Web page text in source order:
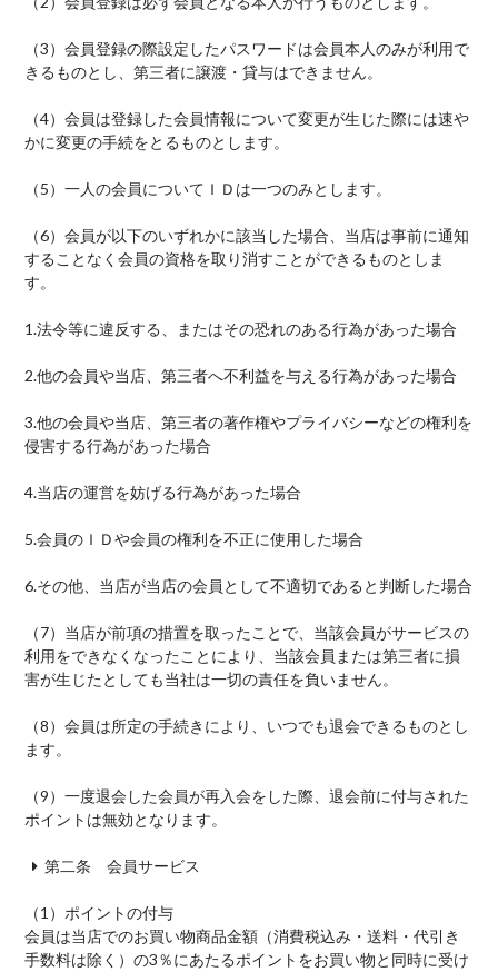
（3）会員登録の際設定したパスワードは会員本人のみが利用で
きるものとし、第三者に譲渡・貸与はできません。
（4）会員は登録した会員情報について変更が生じた際には速や
かに変更の手続をとるものとします。
（5）一人の会員についてＩＤは一つのみとします。
（6）会員が以下のいずれかに該当した場合、当店は事前に通知
することなく会員の資格を取り消すことができるものとしま
す。
1.法令等に違反する、またはその恐れのある行為があった場合
2.他の会員や当店、第三者へ不利益を与える行為があった場合
3.他の会員や当店、第三者の著作権やプライバシーなどの権利を
侵害する行為があった場合
4.当店の運営を妨げる行為があった場合
5.会員のＩＤや会員の権利を不正に使用した場合
6.その他、当店が当店の会員として不適切であると判断した場合
（7） 当店が前項の措置を取ったことで、当該会員がサービスの
利用をできなくなったことにより、当該会員または第三者に損
害が生じたとしても当社は一切の責任を負いません。
（8）会員は所定の手続きにより、いつでも退会できるものとし
ます。
（9）一度退会した会員が再入会をした際、退会前に付与された
ポイントは無効となります。
第二条 会員サービス
（1） ポイントの付与
会員は当店でのお買い物商品金額（消費税込み・送料・代引き
手数料は除く）の3％にあたるポイントをお買い物と同時に受け